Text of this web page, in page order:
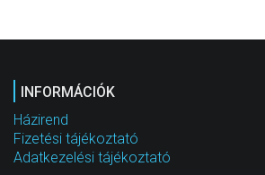
INFORMÁCIÓK
Házirend
Fizetési tájékoztató
Adatkezelési tájékoztató